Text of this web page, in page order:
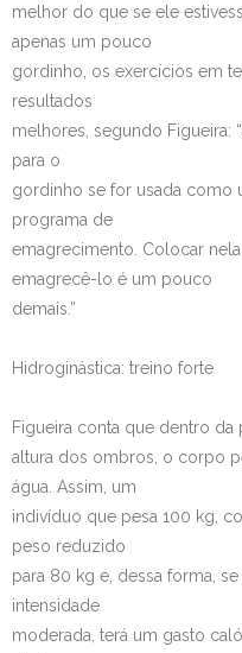
melhor do que se ele
apenas um pouco
gordinho, os exercícios em
resultados
melhores, segundo Figueira:
para o
gordinho se for usada como
programa de
emagrecimento. Colocar
emagrecê-lo é um pouco
demais.”
Hidroginástica: treino forte
Figueira conta que dentro da
altura dos ombros, o corpo
água. Assim, um
indivíduo que pesa 100 kg,
peso reduzido
para 80 kg e, dessa forma,
intensidade
moderada, terá um gasto